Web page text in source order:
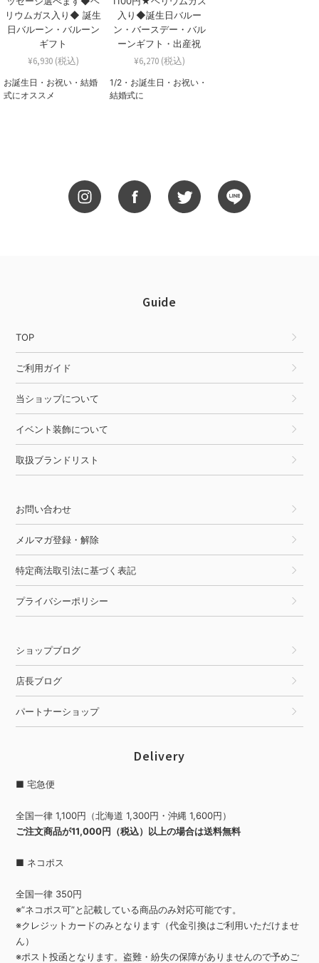
リウムガス入り◆ 誕生
日バルーン・バルーン
ギフト
¥6,930 (税込)
お誕生日・お祝い・結婚
式にオススメ
入り◆誕生日バルー
ン・バースデー・バル
ーンギフト・出産祝
¥6,270 (税込)
1/2・お誕生日・お祝い・
結婚式に
Guide
TOP
ご利用ガイド
当ショップについて
イベント装飾について
取扱ブランドリスト
お問い合わせ
メルマガ登録・解除
特定商法取引法に基づく表記
プライバシーポリシー
ショップブログ
店長ブログ
パートナーショップ
Delivery
■ 宅急便
全国一律 1,100円（北海道 1,300円・沖縄 1,600円）
ご注文商品が11,000円（税込）以上の場合は送料無料
■ ネコポス
全国一律 350円
※”ネコポス可”と記載している商品のみ対応可能です。
※クレジットカードのみとなります（代金引換はご利用いただけませ
ん）
※ポスト投函となります。盗難・紛失の保障がありませんので予めご